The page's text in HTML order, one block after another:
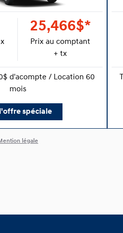
25,466$*
Prix au comptant
+ tx
0$ d'acompte / Location 60
mois
spéciale
légale